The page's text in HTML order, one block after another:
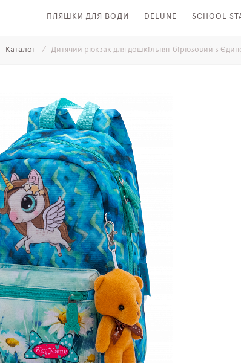
ПЛЯШКИ ДЛЯ ВОДИ DELUNE SCHOOL
Каталог Дитячий рюкзак для дошкільнят бірюзовий з